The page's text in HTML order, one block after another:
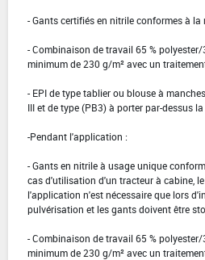
- Gants certifiés en nitrile conformes à la
- Combinaison de travail 65 %
minimum de 230 g/m² avec un
- EPI de type tablier ou blouse à
III et de type (PB3) à porter par-dessus
-Pendant l'application :
- Gants en nitrile à usage unique
cas d'utilisation d'un tracteur à cabine,
l'application n'est nécessaire que lors
pulvérisation et les gants doivent être
- Combinaison de travail 65 %
minimum de 230 g/m² avec un